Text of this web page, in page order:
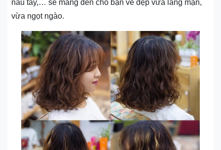
nâu tây,… sẽ mang đến cho bạn vẻ đẹp vừa lãng mạn,
vừa ngọt ngào.